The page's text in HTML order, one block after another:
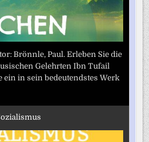
Brönnle, Paul. Erleben Sie die
Gelehrten Ibn Tufail
ein in sein bedeutendstes Werk